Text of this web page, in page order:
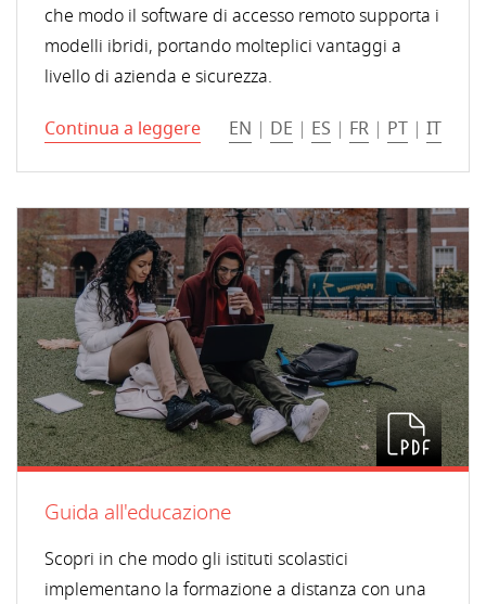
che modo il software di accesso remoto supporta i
modelli ibridi, portando molteplici vantaggi a
livello di azienda e sicurezza.
Continua a leggere
EN | DE | ES | FR | PT | IT
Guida all'educazione
Scopri in che modo gli istituti scolastici
implementano la formazione a distanza con una